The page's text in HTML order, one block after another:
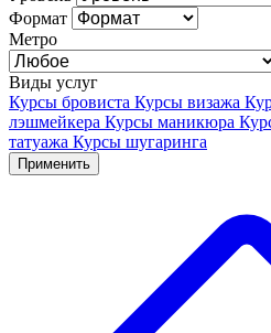
Формат
Метро
Виды услуг
Курсы бровиста Курсы визажа
лэшмейкера Курсы маникюра
татуажа Курсы шугаринга
Применить